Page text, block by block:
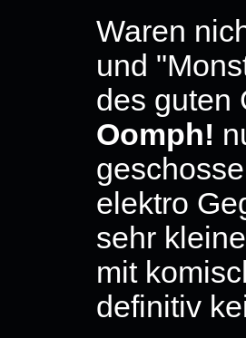
Waren
und
des guten
Oomph!
elektro
sehr
mit
definitiv